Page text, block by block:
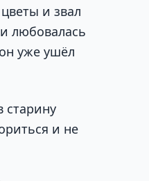
и звал
любовалась
уже ушёл
старину
и не